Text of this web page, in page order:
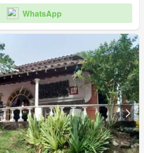
WhatsApp